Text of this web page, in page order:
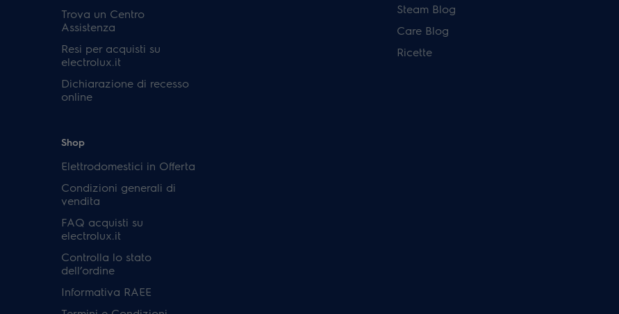
Trova un Centro
Assistenza
Resi per acquisti su
electrolux.it
Dichiarazione di recesso
online
Steam Blog
Care Blog
Ricette
Shop
Elettrodomestici in Offerta
Condizioni generali di
vendita
FAQ acquisti su
electrolux.it
Controlla lo stato
dell’ordine
Informativa RAEE